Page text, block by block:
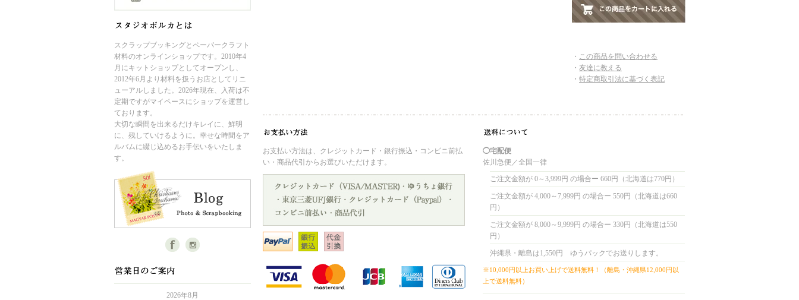
スクラップブッキングとペーパークラフト
材料のオンラインショップです。2010年4
月にキットショップとしてオープンし、
2012年6月より材料を扱うお店としてリニ
ューアルしました。2026年現在、入荷は不
定期ですがマイペースにショップを運営し
ております。
大切な瞬間を出来るだけキレイに、鮮明
に、残していけるように。幸せな時間をア
ルバムに綴じ込めるお手伝いをいたしま
す。
2026年8月
・ この商品を問い合わせる
・ 友達に教える
・ 特定商取引法に基づく表記
お支払い方法は、クレジットカード・銀行振込・コンビニ前払
い・商品代引からお選びいただけます。
◯宅配便
佐川急便／全国一律
ご注文金額が 0～3,999円 の場合ー 660円（北海道は770円）
ご注文金額が 4,000～7,999円 の場合ー 550円（北海道は660
円）
ご注文金額が 8,000～9,999円 の場合ー 330円（北海道は550
円）
沖縄県・離島は1,550円 ゆうパックでお送りします。
※10,000円以上お買い上げで送料無料！（離島・沖縄県12,000円以
上で送料無料）